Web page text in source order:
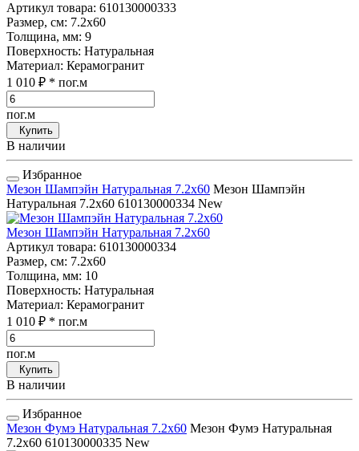
Артикул товара: 610130000333
Размер, см: 7.2x60
Толщина, мм: 9
Поверхность: Натуральная
Материал: Керамогранит
1 010 ₽ * пог.м
пог.м
Купить
В наличии
Избранное
Мезон Шампэйн Натуральная 7.2x60 Мезон Шампэйн
Натуральная 7.2x60 610130000334 New
Мезон Шампэйн Натуральная 7.2x60
Артикул товара: 610130000334
Размер, см: 7.2x60
Толщина, мм: 10
Поверхность: Натуральная
Материал: Керамогранит
1 010 ₽ * пог.м
пог.м
Купить
В наличии
Избранное
Мезон Фумэ Натуральная 7.2x60 Мезон Фумэ Натуральная
7.2x60 610130000335 New